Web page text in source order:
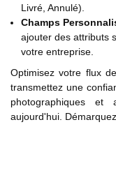
Livré, Annulé).
Champs
ajouter des attributs
votre entreprise.
Optimisez votre flux
transmettez une
photographiques et
aujourd'hui.